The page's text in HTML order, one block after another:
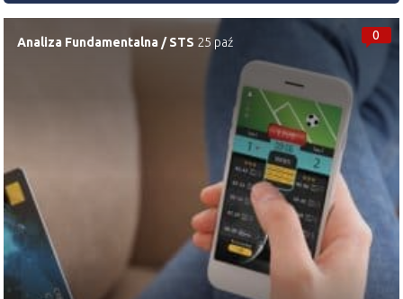
0
Analiza Fundamentalna /STS 25 paź